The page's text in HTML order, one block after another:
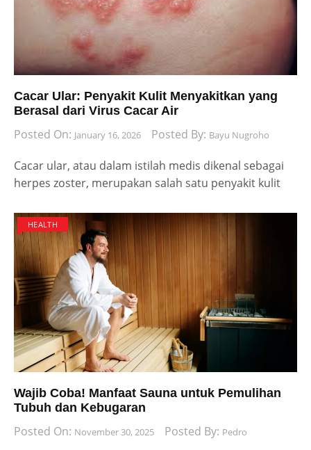
Cacar Ular: Penyakit Kulit Menyakitkan yang
Berasal dari Virus Cacar Air
Posted On: January 16, 2026 Posted By: Bayu Nugroho
Cacar ular, atau dalam istilah medis dikenal sebagai
herpes zoster, merupakan salah satu penyakit kulit
HEALTH
Wajib Coba! Manfaat Sauna untuk Pemulihan
Tubuh dan Kebugaran
Posted On: November 30, 2025 Posted By: Pedro